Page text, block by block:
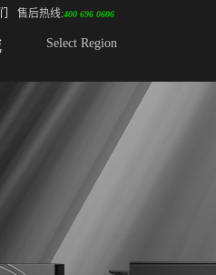
Select Region
售后热线:400 696 0606